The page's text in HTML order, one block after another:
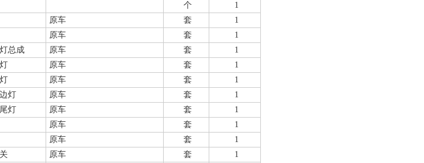
个
1
原车 套
1
原车 套
1
总成 原车 套
1
原车 套
1
原车 套
1
灯 原车 套
1
灯 原车 套
1
原车 套
1
原车 套
1
原车 套
1